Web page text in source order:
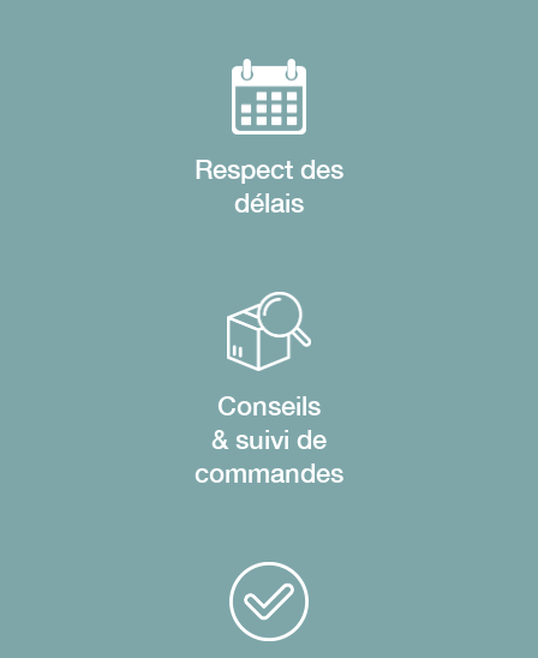
Respect des
délais
Conseils
& suivi de
commandes